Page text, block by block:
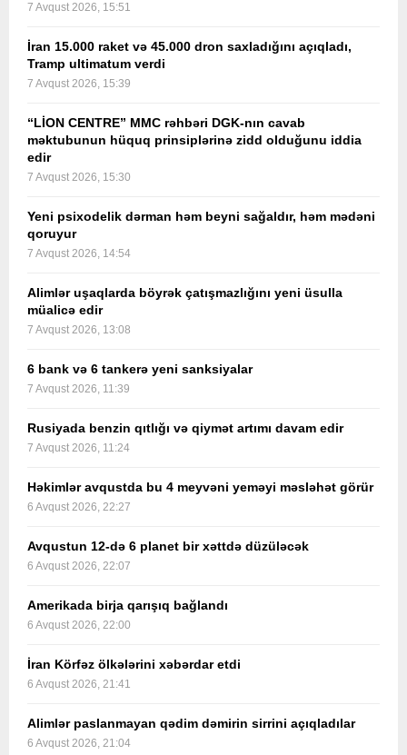
7 Avqust 2026, 15:51
İran 15.000 raket və 45.000 dron saxladığını açıqladı,
Tramp ultimatum verdi
7 Avqust 2026, 15:39
“LİON CENTRE” MMC rəhbəri DGK-nın cavab
məktubunun hüquq prinsiplərinə zidd olduğunu iddia
edir
7 Avqust 2026, 15:30
Yeni psixodelik dərman həm beyni sağaldır, həm mədəni
qoruyur
7 Avqust 2026, 14:54
Alimlər uşaqlarda böyrək çatışmazlığını yeni üsulla
müalicə edir
7 Avqust 2026, 13:08
6 bank və 6 tankerə yeni sanksiyalar
7 Avqust 2026, 11:39
Rusiyada benzin qıtlığı və qiymət artımı davam edir
7 Avqust 2026, 11:24
Həkimlər avqustda bu 4 meyvəni yeməyi məsləhət görür
6 Avqust 2026, 22:27
Avqustun 12-də 6 planet bir xəttdə düzüləcək
6 Avqust 2026, 22:07
Amerikada birja qarışıq bağlandı
6 Avqust 2026, 22:00
İran Körfəz ölkələrini xəbərdar etdi
6 Avqust 2026, 21:41
Alimlər paslanmayan qədim dəmirin sirrini açıqladılar
6 Avqust 2026, 21:04